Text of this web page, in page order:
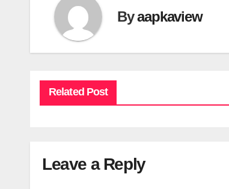
Byaapkaview
Related Post
Leave a Reply